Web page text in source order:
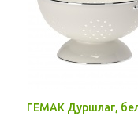
ГЕМАК Дуршлаг,